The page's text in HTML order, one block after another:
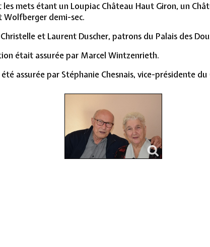
mets étant un Loupiac Château Haut Giron, un
Wolfberger demi-sec.
et Laurent Duscher, patrons du Palais des
était assurée par Marcel Wintzenrieth.
a été assurée par Stéphanie Chesnais, vice-